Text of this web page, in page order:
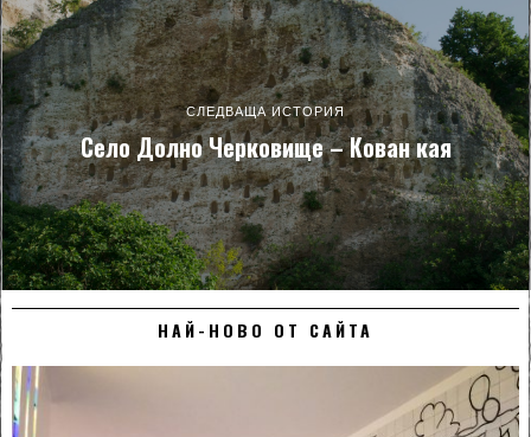
СЛЕДВАЩА ИСТОРИЯ
Село Долно Черковище – Кован кая
НАЙ-НОВО ОТ САЙТА